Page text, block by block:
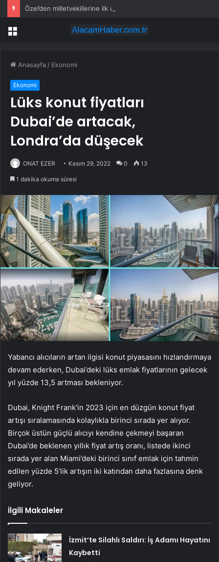
Menü
Anasayfa / Ekonomi
Ekonomi
Lüks konut fiyatları
Dubai’de artacak,
Londra’da düşecek
ONAT EZER Kasım 29, 2022 0 13
1 dakika okuma süresi
Yabancı alıcıların artan ilgisi konut piyasasını hızlandırmaya
devam ederken, Dubai’deki lüks emlak fiyatlarının gelecek
yıl yüzde 13,5 artması bekleniyor.
Dubai, Knight Frank’in 2023 için en düzgün konut fiyat
artışı sıralamasında kolaylıkla birinci sırada yer alıyor.
Birçok üstün güçlü alıcıyı kendine çekmeyi başaran
Dubai’de beklenen yıllık fiyat artış oranı, listede ikinci
sırada yer alan Miami’deki birinci sınıf emlak için tahmin
edilen yüzde 5’lik artışın iki katından daha fazlasına denk
geliyor.
İlgili Makaleler
İzmit’te Silahlı Saldırı: İş Adamı Hayatını
Kaybetti